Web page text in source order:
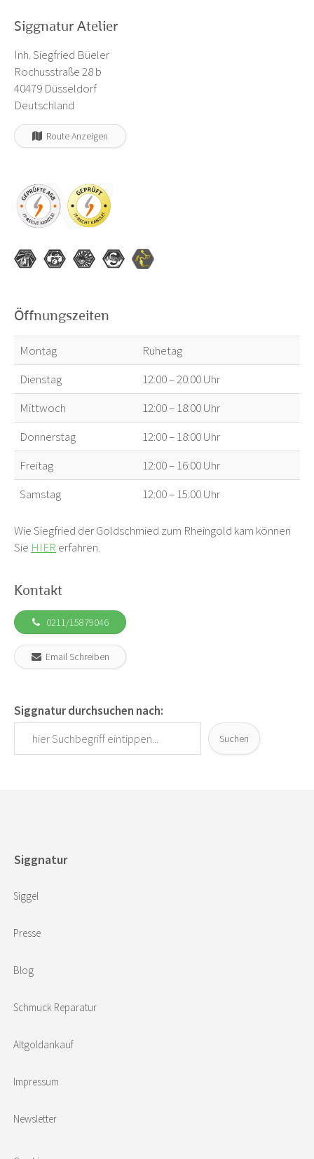
Siggnatur Atelier
Inh. Siegfried Büeler
Rochusstraße 28 b
40479 Düsseldorf
Deutschland
Route Anzeigen
Öffnungszeiten
Montag
Ruhetag
Dienstag
12:00 – 20:00 Uhr
Mittwoch
12:00 – 18:00 Uhr
Donnerstag
12:00 – 18:00 Uhr
Freitag
12:00 – 16:00 Uhr
Samstag
12:00 – 15:00 Uhr
Wie Siegfried der Goldschmied zum Rheingold kam können
Sie HIER erfahren.
Kontakt
0211/15879046
Email Schreiben
Siggnatur durchsuchen nach:
Suchen
Siggnatur
Siggel
Presse
Blog
Schmuck Reparatur
Altgoldankauf
Impressum
Newsletter